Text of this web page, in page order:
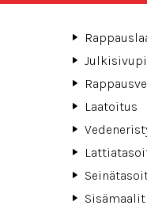
Laatoitus
Sisämaalit